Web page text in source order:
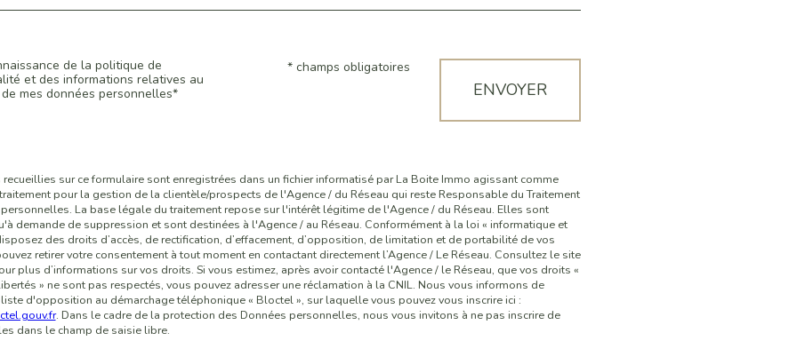
de la politique de
et des informations relatives au
mes données personnelles*
* champs obligatoires
ENVOYER
sur ce formulaire sont enregistrées dans un fichier informatisé par La Boite Immo agissant comme
pour la gestion de la clientèle/prospects de l'Agence / du Réseau qui reste Responsable du Traitement
La base légale du traitement repose sur l'intérêt légitime de l'Agence / du Réseau. Elles sont
demande de suppression et sont destinées à l'Agence / au Réseau. Conformément à la loi « informatique et
des droits d’accès, de rectification, d’effacement, d’opposition, de limitation et de portabilité de vos
retirer votre consentement à tout moment en contactant directement l’Agence / Le Réseau. Consultez le site
plus d’informations sur vos droits. Si vous estimez, après avoir contacté l'Agence / le Réseau, que vos droits «
» ne sont pas respectés, vous pouvez adresser une réclamation à la CNIL. Nous vous informons de
liste d'opposition au démarchage téléphonique « Bloctel », sur laquelle vous pouvez vous inscrire ici :
. Dans le cadre de la protection des Données personnelles, nous vous invitons à ne pas inscrire de
dans le champ de saisie libre.